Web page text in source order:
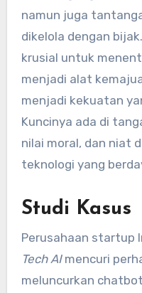
namun juga
dikelola dengan
krusial untuk
menjadi alat
menjadi kekuatan
Kuncinya ada di
nilai moral, dan niat
teknologi yang
Studi Kasus
Perusahaan startup
Tech AImencuri
meluncurkan